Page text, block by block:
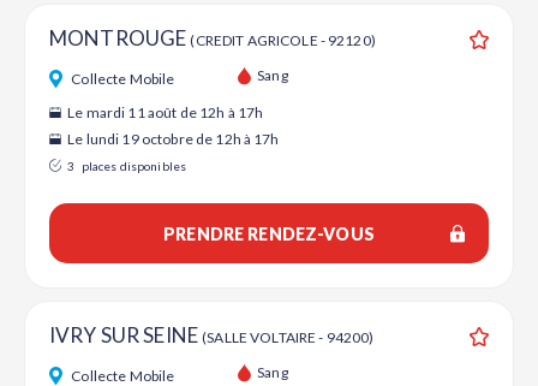
MONTROUGE(CREDIT AGRICOLE - 92120)
Collecte Mobile Sang
Le mardi 11 août de 12h à 17h
Le lundi 19 octobre de 12h à 17h
3 places disponibles
PRENDRE RENDEZ-VOUS
IVRY SUR SEINE(SALLE VOLTAIRE - 94200)
Collecte Mobile Sang